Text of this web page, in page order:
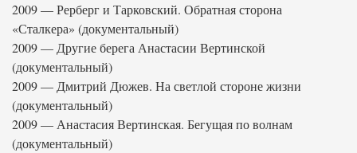
2009 — Рерберг и Тарковский. Обратная сторона
«Сталкера» (документальный)
2009 — Другие берега Анастасии Вертинской
(документальный)
2009 — Дмитрий Дюжев. На светлой стороне жизни
(документальный)
2009 — Анастасия Вертинская. Бегущая по волнам
(документальный)